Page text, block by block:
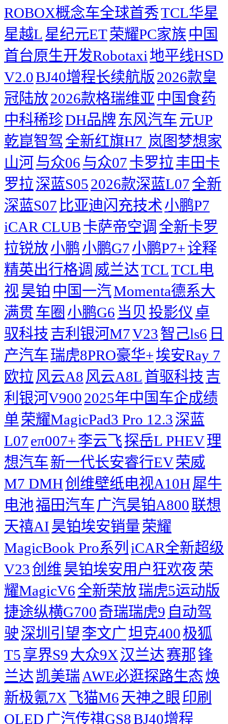
ROBOX概念车全球首秀TCL华星
星越L 星纪元ET荣耀PC家族 中国
首台原生开发Robotaxi 地平线HSD
V2.0BJ40增程长续航版2026款皇
冠陆放2026款格瑞维亚 中国食药
中科稀珍DH品牌 东风汽车元UP
乾崑智驾 全新红旗H7 ​ 岚图梦想家
山河与众06与众07卡罗拉丰田卡
罗拉深蓝S052026款深蓝L07全新
深蓝S07 比亚迪闪充技术小鹏P7
iCAR CLUB卡萨帝空调 全新卡罗
拉锐放小鹏小鹏G7小鹏P7+诠释
精英出行格调 威兰达TCLTCL电
视昊铂 中国一汽Momenta德系大
满贯车圈 小鹏G6 当贝 投影仪 卓
驭科技吉利银河M7V23智己ls6 日
产汽车瑞虎8PRO豪华+埃安Ray 7
欧拉 风云A8 风云A8L 首驱科技吉
利银河V9002025年中国车企成绩
单荣耀MagicPad3 Pro 12.3深蓝
L07eπ007+李云飞探岳L PHEV理
想汽车新一代长安睿行EV荣威
M7 DMH创维壁纸电视A10H 犀牛
电池福田汽车 广汽昊铂A800联想
天禧AI昊铂埃安销量荣耀
MagicBook Pro系列 iCAR全新超级
V23创维昊铂埃安用户狂欢夜荣
耀MagicV6全新荣放瑞虎5运动版
捷途纵横G700奇瑞瑞虎9 自动驾
驶深圳引望 李文广坦克400极狐
T5享界S9大众9X汉兰达赛那锋
兰达 凯美瑞 AWE必逛探路生态焕
新极氪7X 飞猫M6 天神之眼 印刷
OLED 广汽传祺GS8BJ40增程